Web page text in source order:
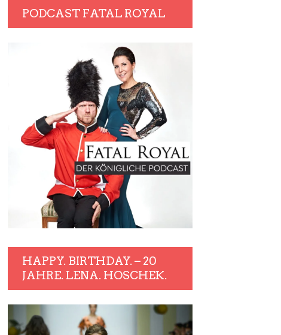
PODCAST FATAL ROYAL
HAPPY. BIRTHDAY. – 20
JAHRE. LENA. HOSCHEK.